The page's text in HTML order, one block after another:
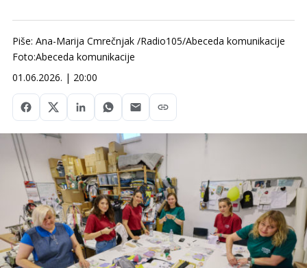
Piše: Ana-Marija Cmrečnjak /Radio105/Abeceda komunikacije
Foto:Abeceda komunikacije
01.06.2026. | 20:00